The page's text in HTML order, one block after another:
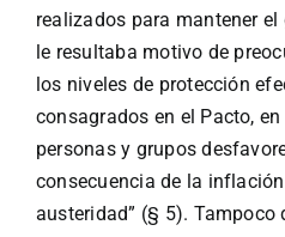
realizados para mantener
le resultaba motivo de
los niveles de protección
consagrados en el Pacto,
personas y grupos
consecuencia de la
austeridad” (§ 5). Tampoco